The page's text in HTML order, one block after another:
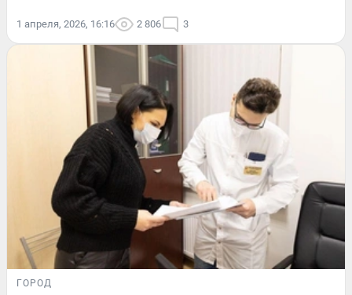
1 апреля, 2026, 16:16 2 806 3
ГОРОД